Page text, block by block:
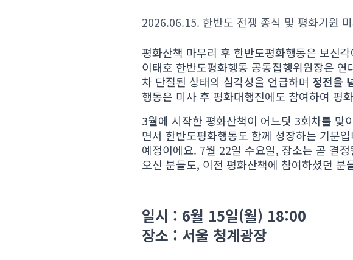
2026.06.15. 한반도 전쟁 종식 및 평화기원
평화산책 마무리 후 한반도평화행동은 보신
이태호 한반도평화행동 공동집행위원장은
차 단절된 상태의 심각성을 언급하며 정전을
행동은 미사 후 평화대행진에도 참여하여 평
3월에 시작한 평화산책이 어느덧 3회차를 맞
면서 한반도평화행동도 함께 성장하는 기분
예정이에요. 7월 22일 수요일, 장소는 곧 결
오신 분들도, 이전 평화산책에 참여하셨던
일시 : 6월 15일(월) 18:00
장소 : 서울 청계광장